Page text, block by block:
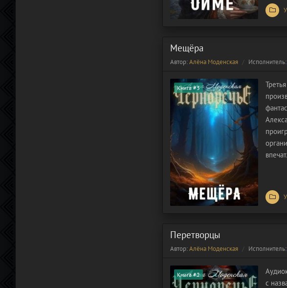
Мещёра
Автор:Алёна Моденская Исполнитель:
Книга #3
Перетворцы
Автор:Алёна Моденская Исполнитель:
Книга #2
с